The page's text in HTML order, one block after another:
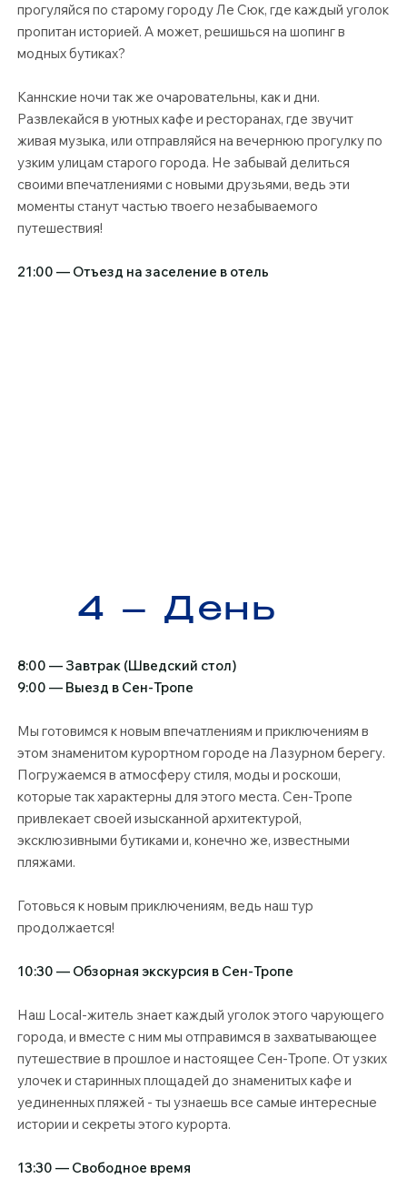
4 – День
8:00 — Завтрак (Шведский стол)​
9:00 — Выезд в Сен-Тропе​
Мы готовимся к новым впечатлениям и приключениям в
этом знаменитом курортном городе на Лазурном берегу.
Погружаемся в атмосферу стиля, моды и роскоши,
которые так характерны для этого места. Сен-Тропе
привлекает своей изысканной архитектурой,
эксклюзивными бутиками и, конечно же, известными
пляжами.
Готовься к новым приключениям, ведь наш тур
продолжается!
10:30 — Обзорная экскурсия в Сен-Тропе
Наш Local-житель знает каждый уголок этого чарующего
города, и вместе с ним мы отправимся в захватывающее
путешествие в прошлое и настоящее Сен-Тропе. От узких
улочек и старинных площадей до знаменитых кафе и
уединенных пляжей - ты узнаешь все самые интересные
истории и секреты этого курорта.
13:30 — Свободное время
прогуляйся по старому городу Ле Сюк, где каждый уголок
пропитан историей. А может, решишься на шопинг в
модных бутиках?
Каннские ночи так же очаровательны, как и дни.
Развлекайся в уютных кафе и ресторанах, где звучит
живая музыка, или отправляйся на вечернюю прогулку по
узким улицам старого города. Не забывай делиться
своими впечатлениями с новыми друзьями, ведь эти
моменты станут частью твоего незабываемого
путешествия!
21:00 — Отъезд на заселение в отель